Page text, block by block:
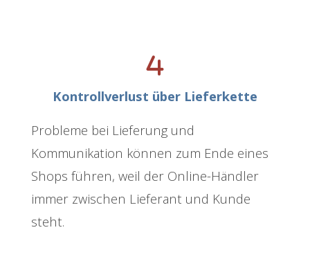
Kontrollverlust über Lieferkette
Probleme bei Lieferung und
Kommunikation können zum Ende eines
Shops führen, weil der Online-Händler
immer zwischen Lieferant und Kunde
steht.